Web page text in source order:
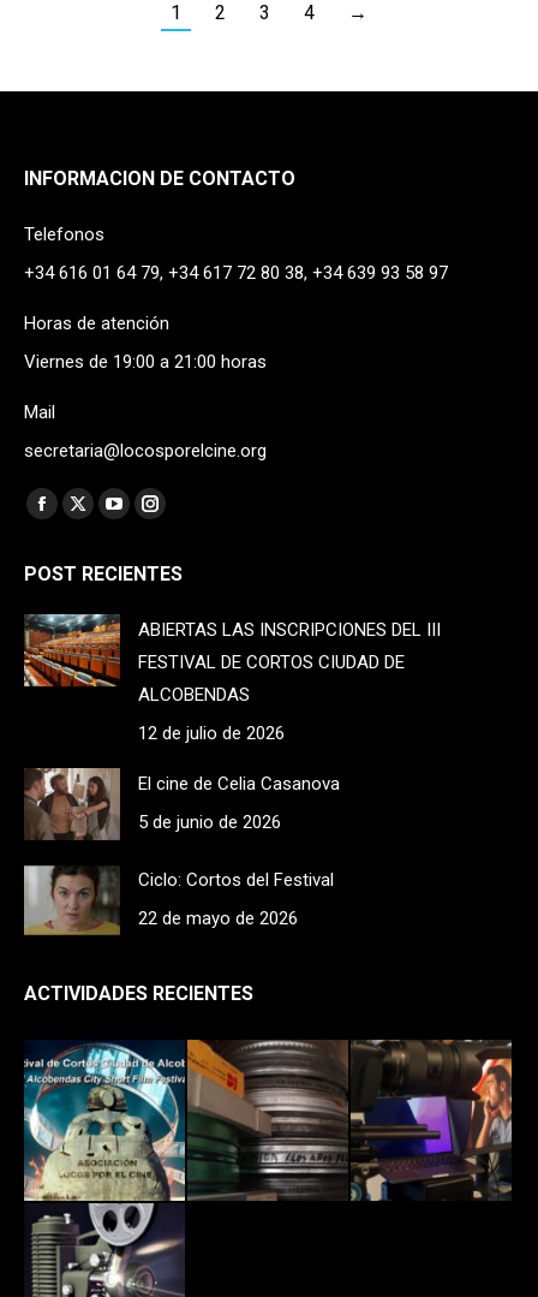
1 2 3 4 →
INFORMACION DE CONTACTO
Telefonos
+34 616 01 64 79, +34 617 72 80 38, +34 639 93 58 97
Horas de atención
Viernes de 19:00 a 21:00 horas
Mail
secretaria@locosporelcine.org
Find us on:
Facebook
opens
in
new
window
X
opens
in
new
window
YouTube
opens
in
new
window
Instagram
opens
new
window
POST RECIENTES
ABIERTAS LAS INSCRIPCIONES DEL III
FESTIVAL DE CORTOS CIUDAD DE
ALCOBENDAS
12 de julio de 2026
El cine de Celia Casanova
5 de junio de 2026
Ciclo: Cortos del Festival
22 de mayo de 2026
ACTIVIDADES RECIENTES